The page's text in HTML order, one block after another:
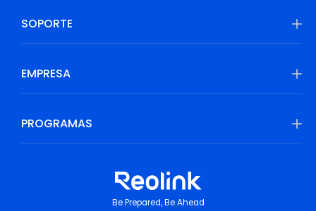
SOPORTE
EMPRESA
PROGRAMAS
Be Prepared, Be Ahead